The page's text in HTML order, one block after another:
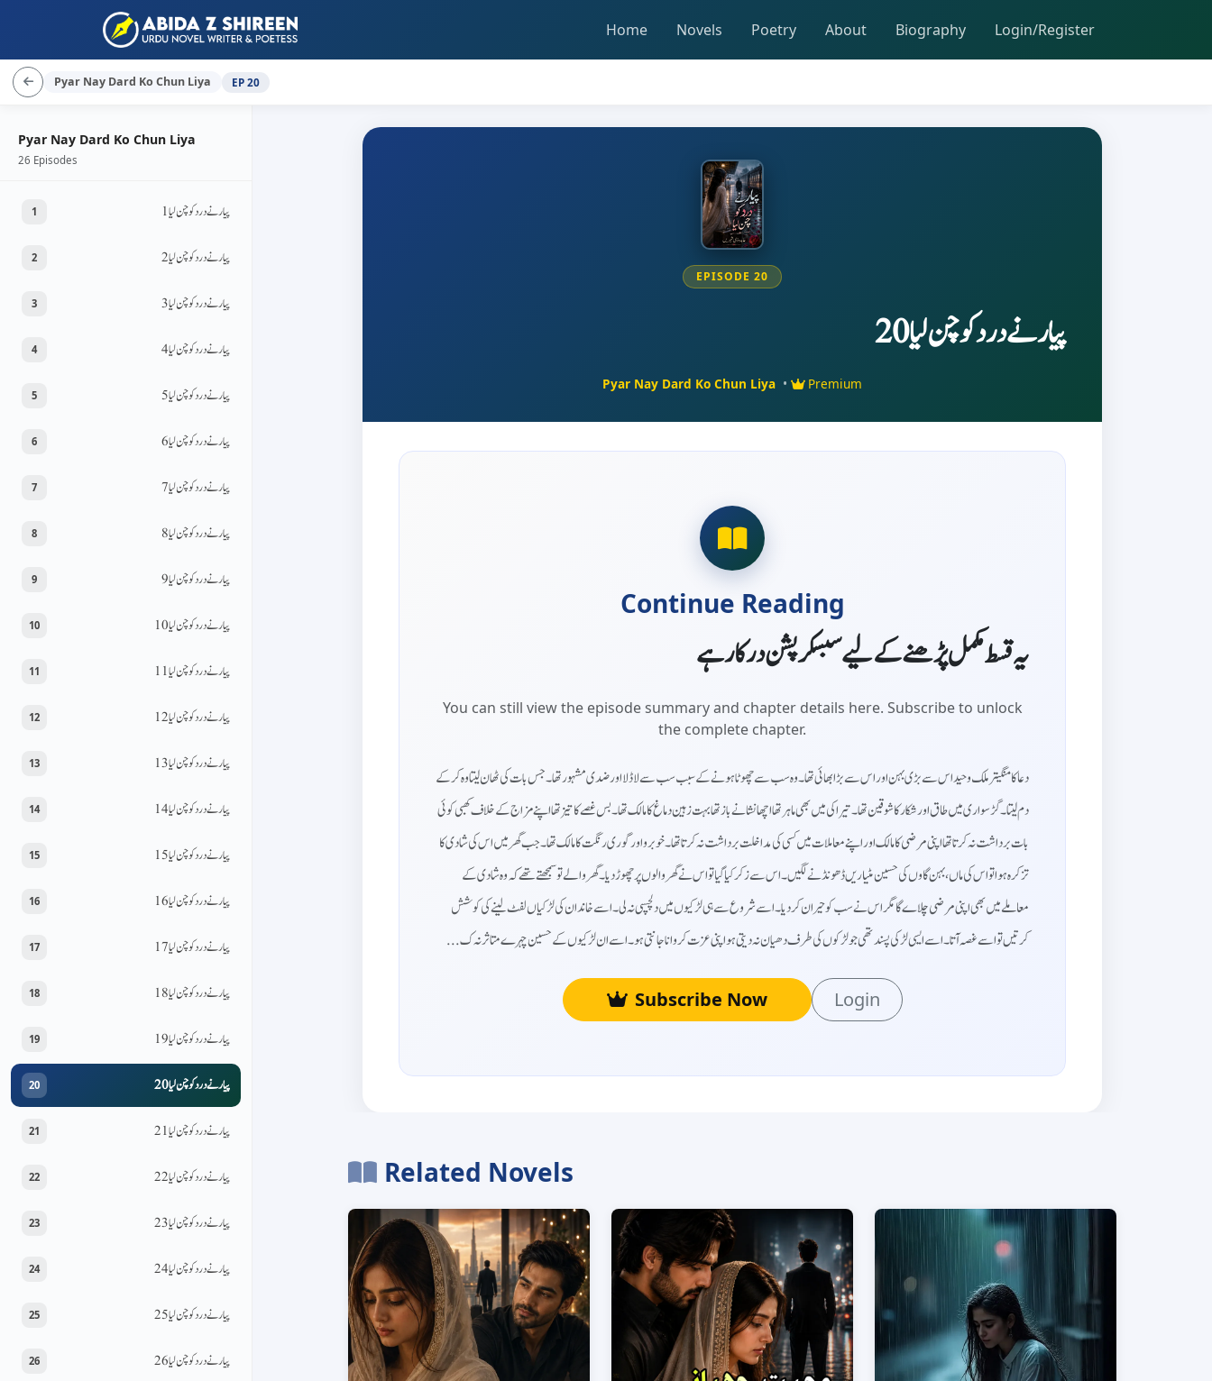
Home Novels Poetry About Biography Login/Register
Pyar Nay Dard Ko Chun Liya EP 20
Pyar Nay Dard Ko Chun Liya
26 Episodes
1 پیار نے درد کو چن لیا 1
2 پیار نے درد کو چن لیا 2
3 پیار نے درد کو چن لیا 3
4 پیار نے درد کو چن لیا 4
5 پیار نے درد کو چن لیا 5
6 پیار نے درد کو چن لیا 6
7 پیار نے درد کو چن لیا 7
8 پیار نے درد کو چن لیا 8
9 پیار نے درد کو چن لیا 9
10 پیار نے درد کو چن لیا 10
11 پیار نے درد کو چن لیا 11
12 پیار نے درد کو چن لیا 12
13 پیار نے درد کو چن لیا 13
14 پیار نے درد کو چن لیا 14
15 پیار نے درد کو چن لیا 15
16 پیار نے درد کو چن لیا 16
17 پیار نے درد کو چن لیا 17
18 پیار نے درد کو چن لیا 18
19 پیار نے درد کو چن لیا 19
20 پیار نے درد کو چن لیا 20
21 پیار نے درد کو چن لیا 21
22 پیار نے درد کو چن لیا 22
23 پیار نے درد کو چن لیا 23
24 پیار نے درد کو چن لیا 24
25 پیار نے درد کو چن لیا 25
26 پیار نے درد کو چن لیا 26
EPISODE 20
پیار نے درد کو چن لیا 20
Pyar Nay Dard Ko Chun Liya • Premium
Continue Reading
یہ قسط مکمل پڑھنے کے لیے سبسکرپشن درکار ہے
You can still view the episode summary and chapter details here. Subscribe to unlock
the complete chapter.
دعا کا منگیتر ملک وحید اس سے بڑی بہن اور اس سے بڑا بھائی تھا۔ وہ سب سے چھوٹا ہونے کے سبب سب سے لاڈلا اور ضدی مشہور تھا۔ جس بات کی ٹھان لیتا وہ کر کے
دم لیتا۔ گڑ سواری میں طاق اور شکار کا شوقین تھا۔ تیراکی میں بھی ماہر تھا اچھا نشانے باز تھا بہت زہین دماغ کا مالک تھا۔ بس غصے کا تیز تھا اپنے مزاج کے خلاف کھبی کوئی
بات برداشت نہ کرتا تھا اپنی مرضی کا مالک اور اپنے معاملات میں کسی کی مداخلت برداشت نہ کرتا تھا۔ خوبرو اور گوری رنگت کا مالک تھا۔ جب گھر میں اس کی شادی کا
تزکرہ ہوا تو اس کی ماں، بہن گاوں کی حسین مٹیاریں ڈھونڈنے لگیں۔ اس سے زکر کیا گیا تو اس نے گھر والوں پر چھوڑ دیا۔ گھر والے تو سمجھتے تھے کہ وہ شادی کے
معاملے میں بھی اپنی مرضی چلاے گا مگر اس نے سب کو حیران کر دیا۔ اسے شروع سے ہی لڑکیوں میں دلچسپی نہ لی۔ اسے خاندان کی لڑکیاں لفٹ لینے کی کوشش
کرتیں تو اسے غصہ آتا۔ اسے ایسی لڑکی پسند تھی جو لڑکوں کی طرف دھیان نہ دیتی ہو اپنی عزت کروانا جانتی ہو۔ اسے ان لڑکیوں کے حسین چہرے متاثر نہ ک...
Subscribe Now Login
Related Novels